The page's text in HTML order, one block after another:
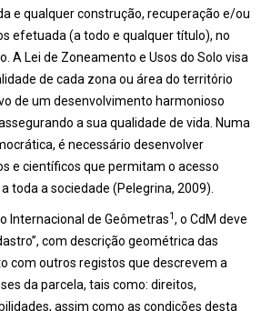
e qualquer construção, recuperação e/ou
efetuada (a todo e qualquer título), no
A Lei de Zoneamento e Usos do Solo visa
de cada zona ou área do território
de um desenvolvimento harmonioso
a sua qualidade de vida. Numa
é necessário desenvolver
e científicos que permitam o acesso
toda a sociedade (Pelegrina, 2009).
Internacional de Geômetras1, o CdM deve
com descrição geométrica das
com outros registos que descrevem a
da parcela, tais como: direitos,
assim como as condições desta